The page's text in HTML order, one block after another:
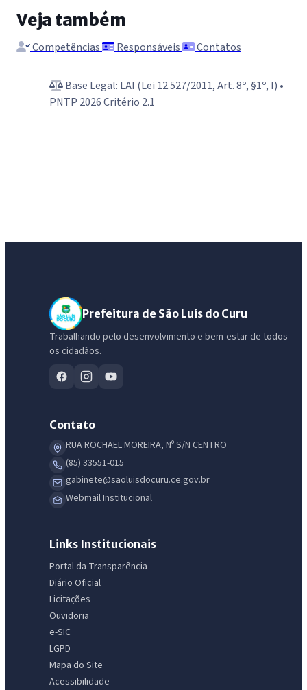
Veja também
Competências Responsáveis Contatos
Base Legal: LAI (Lei 12.527/2011, Art. 8º, §1º, I) •
PNTP 2026 Critério 2.1
Prefeitura de São Luis do Curu
Trabalhando pelo desenvolvimento e bem-estar de todos
os cidadãos.
Contato
RUA ROCHAEL MOREIRA, Nº S/N CENTRO
(85) 33551-015
gabinete@saoluisdocuru.ce.gov.br
Webmail Institucional
Links Institucionais
Portal da Transparência
Diário Oficial
Licitações
Ouvidoria
e-SIC
LGPD
Mapa do Site
Acessibilidade